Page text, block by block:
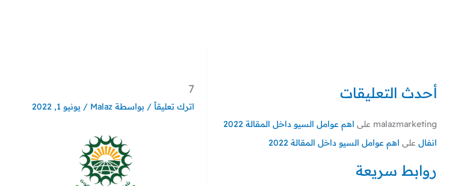
أحدث التعليقات
malazmarketing على اهم عوامل السيو داخل المقالة 2022
انفال على اهم عوامل السيو داخل المقالة 2022
روابط سريعة
7
اترك تعليقاً / بواسطة Malaz
/ يونيو 1, 2022